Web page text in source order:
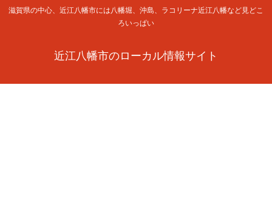
滋賀県の中心、近江八幡市には八幡堀、沖島、ラコリーナ近江八幡など見どこ
ろいっぱい
近江八幡市のローカル情報サイト